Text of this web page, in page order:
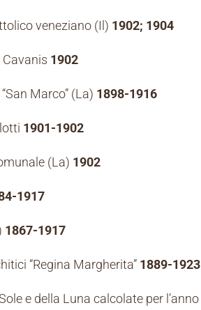
veneziano (Il) 1902; 1904
Cavanis 1902
Marco” (La) 1898-1916
1901-1902
(La) 1902
1917
1867-1917
“Regina Margherita” 1889-1923
e della Luna calcolate per l’anno